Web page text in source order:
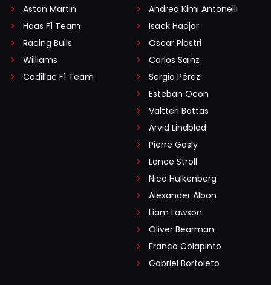
Aston Martin
Haas F1 Team
Racing Bulls
Williams
Cadillac F1 Team
Andrea Kimi Antonelli
Isack Hadjar
Oscar Piastri
Carlos Sainz
Sergio Pérez
Esteban Ocon
Valtteri Bottas
Arvid Lindblad
Pierre Gasly
Lance Stroll
Nico Hülkenberg
Alexander Albon
Liam Lawson
Oliver Bearman
Franco Colapinto
Gabriel Bortoleto